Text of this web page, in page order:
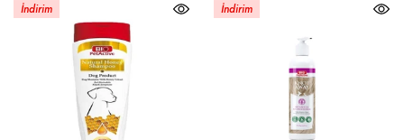
İndirim İndirim